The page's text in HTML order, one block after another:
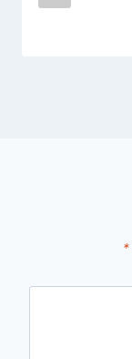
*